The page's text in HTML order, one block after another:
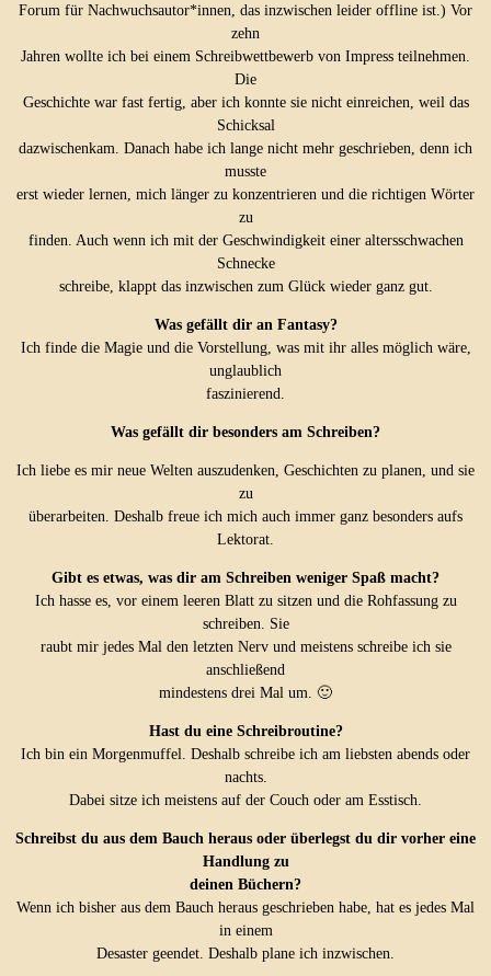
Forum für Nachwuchsautor*innen, das inzwischen leider offline ist.) Vor
zehn
Jahren wollte ich bei einem Schreibwettbewerb von Impress teilnehmen.
Die
Geschichte war fast fertig, aber ich konnte sie nicht einreichen, weil das
Schicksal
dazwischenkam. Danach habe ich lange nicht mehr geschrieben, denn ich
musste
erst wieder lernen, mich länger zu konzentrieren und die richtigen Wörter
zu
finden. Auch wenn ich mit der Geschwindigkeit einer altersschwachen
Schnecke
schreibe, klappt das inzwischen zum Glück wieder ganz gut.
Was gefällt dir an Fantasy?
Ich finde die Magie und die Vorstellung, was mit ihr alles möglich wäre,
unglaublich
faszinierend.
Was gefällt dir besonders am Schreiben?
Ich liebe es mir neue Welten auszudenken, Geschichten zu planen, und sie
zu
überarbeiten. Deshalb freue ich mich auch immer ganz besonders aufs
Lektorat.
Gibt es etwas, was dir am Schreiben weniger Spaß macht?
Ich hasse es, vor einem leeren Blatt zu sitzen und die Rohfassung zu
schreiben. Sie
raubt mir jedes Mal den letzten Nerv und meistens schreibe ich sie
anschließend
mindestens drei Mal um. 🙂
Hast du eine Schreibroutine?
Ich bin ein Morgenmuffel. Deshalb schreibe ich am liebsten abends oder
nachts.
Dabei sitze ich meistens auf der Couch oder am Esstisch.
Schreibst du aus dem Bauch heraus oder überlegst du dir vorher eine
Handlung zu
deinen Büchern?
Wenn ich bisher aus dem Bauch heraus geschrieben habe, hat es jedes Mal
in einem
Desaster geendet. Deshalb plane ich inzwischen.